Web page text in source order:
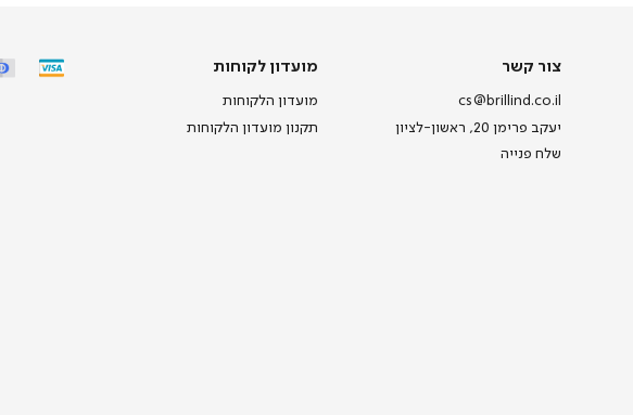
צור קשר
cs@brillind.co.il
יעקב פרימן 20, ראשון-לציון
שלח פנייה
מועדון לקוחות
מועדון הלקוחות
תקנון מועדון הלקוחות